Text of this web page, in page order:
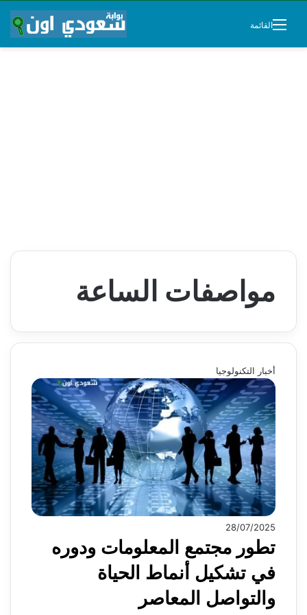
القائمة
مواصفات الساعة
أخبار التكنولوجيا
28/07/2025
تطور مجتمع المعلومات ودوره
في تشكيل أنماط الحياة
والتواصل المعاصر